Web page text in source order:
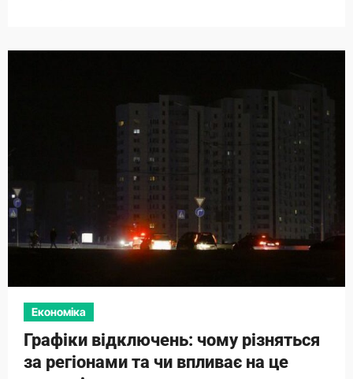
Економіка
Графіки відключень: чому різняться
за регіонами та чи впливає на це